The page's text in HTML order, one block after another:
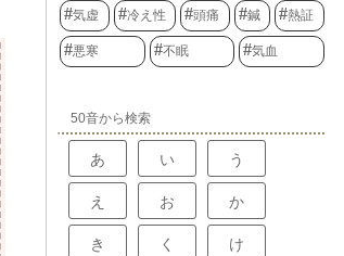
気虚 冷え性 頭痛 鍼 熱証
悪寒 不眠 気血
50音から検索
あ い う
え お か
き く け